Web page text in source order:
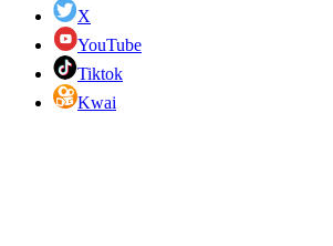
X
YouTube
Tiktok
Kwai